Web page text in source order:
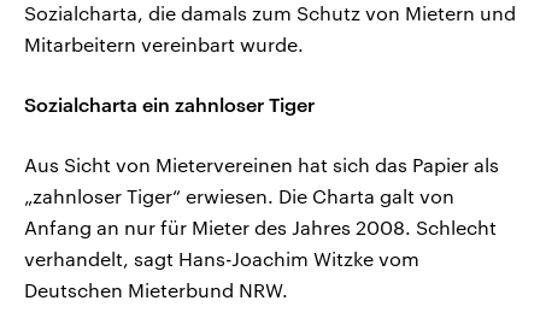
Sozialcharta, die damals zum Schutz von Mietern und
Mitarbeitern vereinbart wurde.
Sozialcharta ein zahnloser Tiger
Aus Sicht von Mietervereinen hat sich das Papier als
„zahnloser Tiger“ erwiesen. Die Charta galt von
Anfang an nur für Mieter des Jahres 2008. Schlecht
verhandelt, sagt Hans-Joachim Witzke vom
Deutschen Mieterbund NRW.